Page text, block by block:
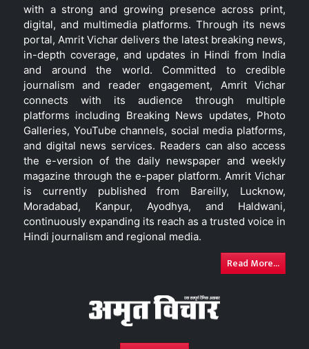
with a strong and growing presence across print,
digital, and multimedia platforms. Through its news
portal, Amrit Vichar delivers the latest breaking news,
in-depth coverage, and updates in Hindi from India
and around the world. Committed to credible
journalism and reader engagement, Amrit Vichar
connects with its audience through multiple
platforms including Breaking News updates, Photo
Galleries, YouTube channels, social media platforms,
and digital news services. Readers can also access
the e-version of the daily newspaper and weekly
magazine through the e-paper platform. Amrit Vichar
is currently published from Bareilly, Lucknow,
Moradabad, Kanpur, Ayodhya, and Haldwani,
continuously expanding its reach as a trusted voice in
Hindi journalism and regional media.
Read More...